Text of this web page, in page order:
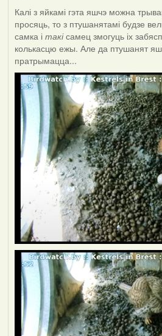
Калі з яйкамі гэта яшчэ можна
просяць, то з птушанятамі будзе
самка і такісамец змогуць іх
колькасцю ежы. Але да птушанят
пратрымацца...